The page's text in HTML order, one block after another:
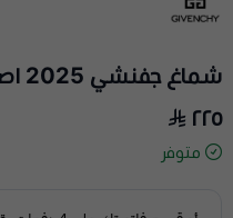
شماغ جفنشي 2025 اصدار خاص
٢٢٥
متوفر